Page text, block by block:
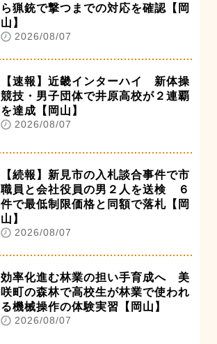
ら猟銃で撃つまでの対応を確認【岡
山】
2026/08/07
【速報】近畿インターハイ 新体操
競技・男子団体で井原高校が２連覇
を達成【岡山】
2026/08/07
【続報】新見市の入札談合事件で市
職員と会社役員の男２人を送検 ６
件で最低制限価格と同額で落札【岡
山】
2026/08/07
効率化進む林業の担い手育成へ 美
咲町の森林で高校生が林業で使われ
る機械操作の体験実習【岡山】
2026/08/07